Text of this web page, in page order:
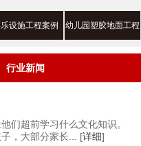
设施工程案例 幼儿园塑胶地面工程
案例
行业新闻
们超前学习什么文化知识。
，大部分家长... [详细]